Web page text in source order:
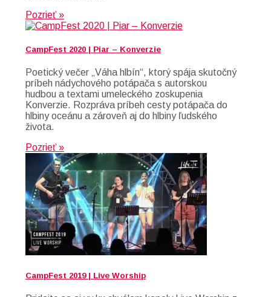
Pozrieť »
CampFest 2020 | Piar – Konverzie
Poetický večer „Váha hlbín“, ktorý spája skutočný
príbeh nádychového potápača s autorskou
hudbou a textami umeleckého zoskupenia
Konverzie. Rozpráva príbeh cesty potápača do
hlbiny oceánu a zároveň aj do hlbiny ľudského
života.
Pozrieť »
CampFest 2019 | Live Worship